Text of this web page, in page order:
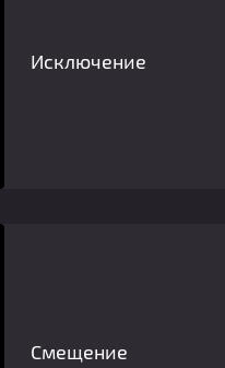
Исключение
Смещение